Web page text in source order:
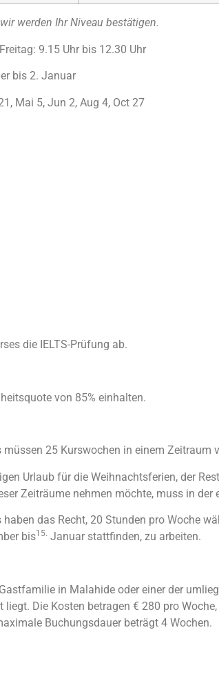
werden Ihr Niveau bestätigen.
9.15 Uhr bis 12.30 Uhr
bis 2. Januar
Mai 5, Jun 2, Aug 4, Oct 27
die IELTS-Prüfung ab.
von 85% einhalten.
25 Kurswochen in einem
Urlaub für die Weihnachtsferien, der
Zeiträume nehmen möchte, muss in der
das Recht, 20 Stunden pro Woche
bis15. Januar stattfinden, zu arbeiten.
in Malahide oder einer der
Die Kosten betragen € 280 pro
Buchungsdauer beträgt 4 Wochen.